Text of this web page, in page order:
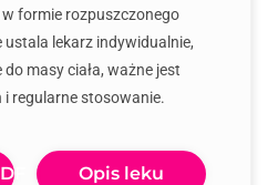
formie rozpuszczonego
lekarz indywidualnie,
masy ciała, ważne jest
i regularne stosowanie.
Opis leku